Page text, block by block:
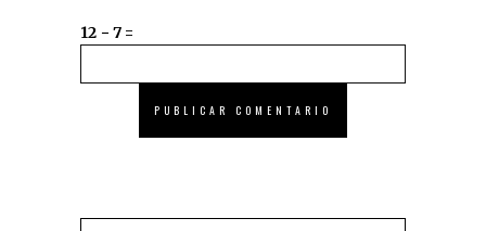
12 − 7 =